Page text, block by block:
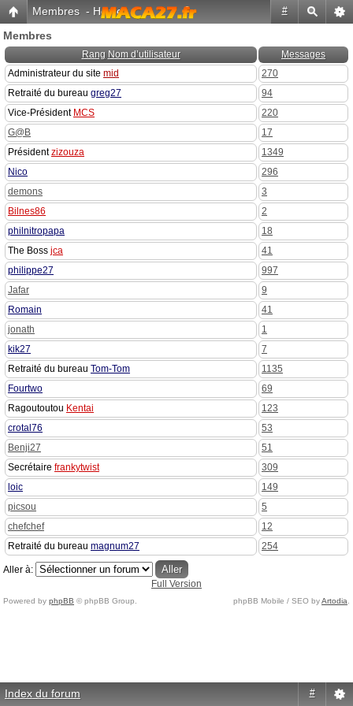
#
Membres - Home
Membres
Rang Nom d’utilisateur
Messages
Administrateur du site mid
270
Retraité du bureau greg27
94
Vice-Président MCS
220
G@B
17
Présidentzizouza
1349
Nico
296
demons
3
Bilnes86
2
philnitropapa
18
The Boss jca
41
philippe27
997
Jafar
9
Romain
41
jonath
1
kik27
7
Retraité du bureau Tom-Tom
1135
Fourtwo
69
Ragoutoutou Kentai
123
crotal76
53
Benji27
51
Secrétaire frankytwist
309
loic
149
picsou
5
chefchef
12
Retraité du bureau magnum27 254
Aller à:
Full Version
Powered by phpBB © phpBB Group. phpBB Mobile / SEO byArtodia
Index du forum #